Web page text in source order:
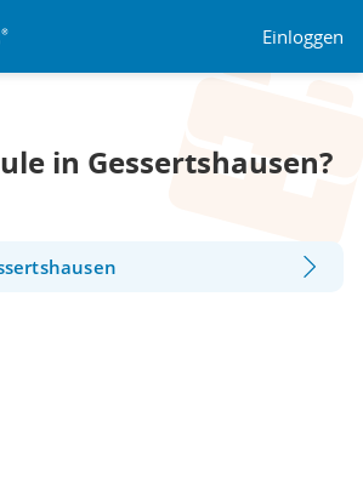
Einloggen
in Gessertshausen?